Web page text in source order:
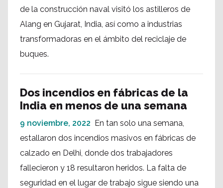
de la construcción naval visitó los astilleros de
Alang en Gujarat, India, así como a industrias
transformadoras en el ámbito del reciclaje de
buques.
Dos incendios en fábricas de la
India en menos de una semana
9 noviembre, 2022 En tan solo una semana,
estallaron dos incendios masivos en fábricas de
calzado en Delhi, donde dos trabajadores
fallecieron y 18 resultaron heridos. La falta de
seguridad en el lugar de trabajo sigue siendo una